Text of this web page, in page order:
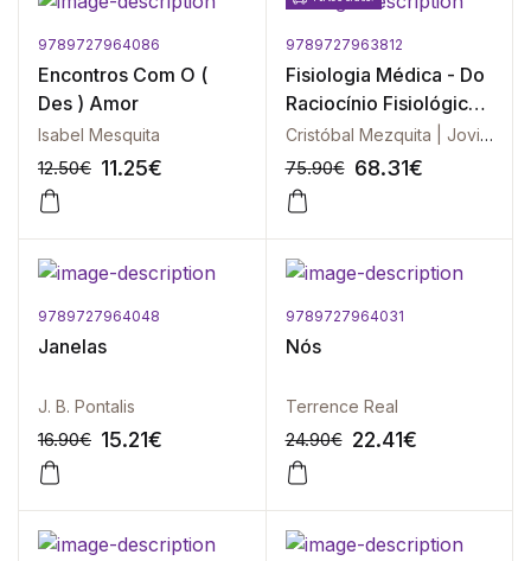
9789727964086
Encontros Com O (
Des ) Amor
Isabel Mesquita
12.50€ 11.25€
9789727963812
Fisiologia Médica - Do
Raciocínio Fisiológico
ao Raciocínio Clínico Cristóbal Mezquita | Jovita Mezquita | Betlem Mezquita | Pau Mezquita
75.90€ 68.31€
9789727964048
Janelas
J. B. Pontalis
16.90€ 15.21€
9789727964031
Nós
Terrence Real
24.90€ 22.41€